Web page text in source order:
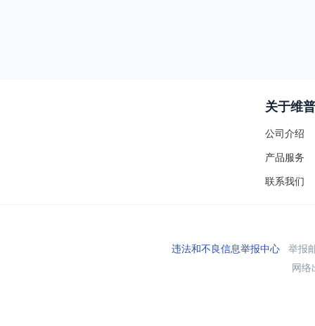
关于维普
公司介绍
产品服务
联系我们
违法和不良信息举报中心举报
网